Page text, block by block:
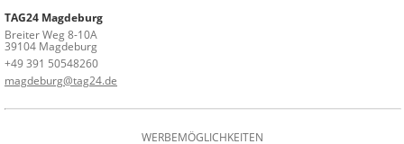
TAG24 Magdeburg
Breiter Weg 8-10A
39104 Magdeburg
+49 391 50548260
magdeburg@tag24.de
WERBEMÖGLICHKEITEN